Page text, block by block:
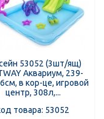
53052 (3шт/ящ)
Аквариум, 239-
в кор-це, игровой
центр, 308л,...
товара: 53052